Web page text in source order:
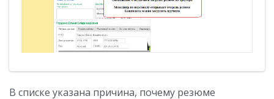
В списке указана причина, почему резюме